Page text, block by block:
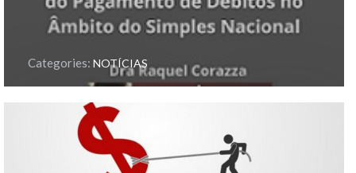
Categories: NOTÍCIAS